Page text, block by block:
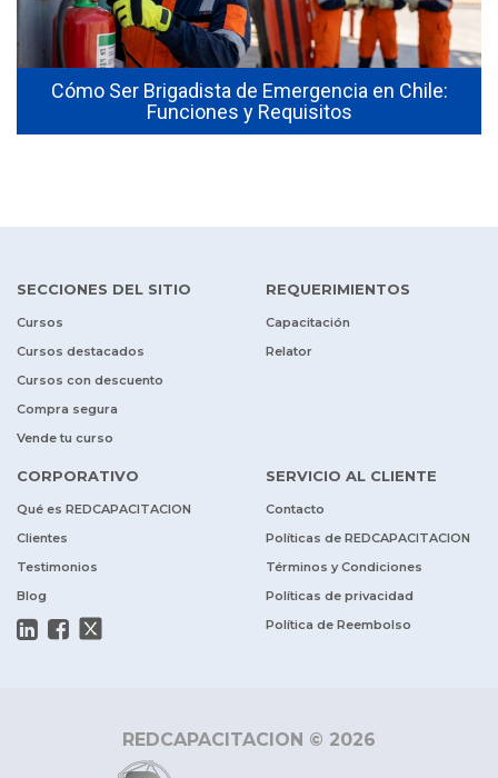
Cómo Ser Brigadista de Emergencia en Chile:
Funciones y Requisitos
SECCIONES DEL SITIO
Cursos
Cursos destacados
Cursos con descuento
Compra segura
Vende tu curso
REQUERIMIENTOS
Capacitación
Relator
CORPORATIVO
Qué es REDCAPACITACION
Clientes
Testimonios
Blog
SERVICIO AL CLIENTE
Contacto
Políticas de REDCAPACITACION
Términos y Condiciones
Políticas de privacidad
Política de Reembolso
REDCAPACITACION © 2026